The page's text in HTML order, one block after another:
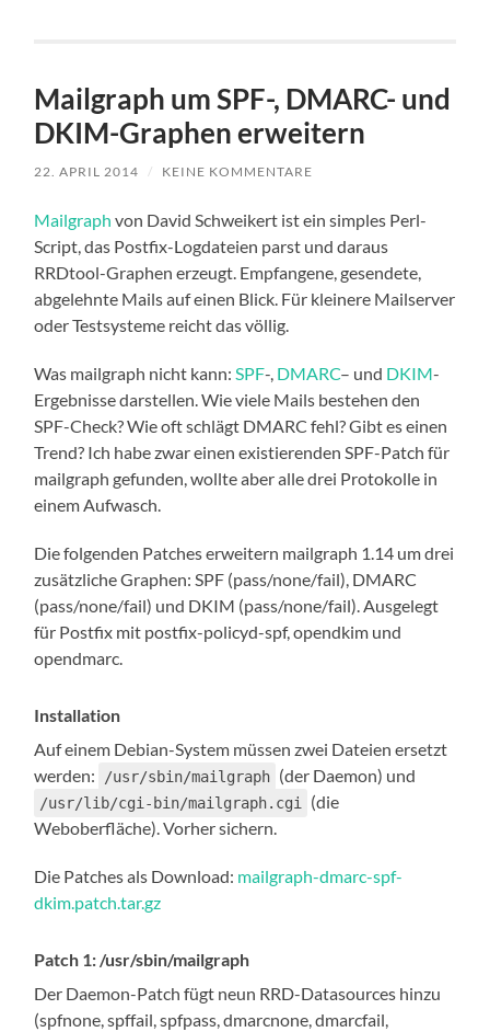
Mailgraph um SPF-, DMARC- und
DKIM-Graphen erweitern
22. APRIL 2014 / KEINE KOMMENTARE
Mailgraph von David Schweikert ist ein simples Perl-
Script, das Postfix-Logdateien parst und daraus
RRDtool-Graphen erzeugt. Empfangene, gesendete,
abgelehnte Mails auf einen Blick. Für kleinere Mailserver
oder Testsysteme reicht das völlig.
Was mailgraph nicht kann:SPF-, DMARC– und DKIM-
Ergebnisse darstellen. Wie viele Mails bestehen den
SPF-Check? Wie oft schlägt DMARC fehl? Gibt es einen
Trend? Ich habe zwar einen existierenden SPF-Patch für
mailgraph gefunden, wollte aber alle drei Protokolle in
einem Aufwasch.
Die folgenden Patches erweitern mailgraph 1.14 um drei
zusätzliche Graphen: SPF (pass/none/fail), DMARC
(pass/none/fail) und DKIM (pass/none/fail). Ausgelegt
für Postfix mit postfix-policyd-spf, opendkim und
opendmarc.
Installation
Auf einem Debian-System müssen zwei Dateien ersetzt
werden:
/usr/sbin/mailgraph (der Daemon) und
/usr/lib/cgi-bin/mailgraph.cgi (die
Weboberfläche). Vorher sichern.
Die Patches als Download: mailgraph-dmarc-spf-
dkim.patch.tar.gz
Patch 1: /usr/sbin/mailgraph
Der Daemon-Patch fügt neun RRD-Datasources hinzu
(spfnone, spffail, spfpass, dmarcnone, dmarcfail,